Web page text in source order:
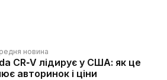
новина
CR‑V лідирує у США: як це
авторинок і ціни